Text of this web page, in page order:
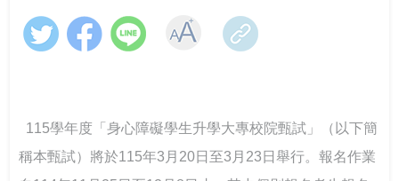
教育部舉辦115年度校園性別事件行政訴訟案例研討會
生看見數位/網路世界的傷害與界線
的專業連結
高屏東區資源中心「115年上半年校園安全主管會議」落
115年度大專校院特教服務表揚 歡迎踴躍報名
教育部辦理國民教育階段全民國防教育融入式教學工作
打造校園最暖心的角落 義守大學諮商輔導空間升級，落
實全人教育願景
醫心同行：中山醫大打造校園「心理導航系統」的SEL
（SEL）校園
115學年度「身心障礙學生升學大專校院甄試」（以下簡
稱本甄試）將於115年3月20日至3月23日舉行。報名作業